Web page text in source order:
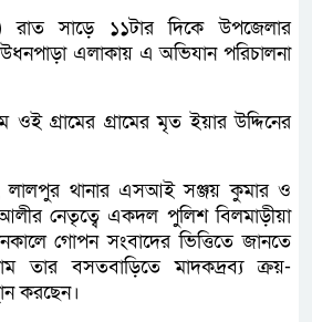
রাত সাড়ে ১১টার দিকে উপজেলার
এলাকায় এ অভিযান পরিচালনা
গ্রামের গ্রামের মৃত ইয়ার উদ্দিনের
লালপুর থানার এসআই সঞ্জয় কুমার ও
নেতৃত্বে একদল পুলিশ বিলমাড়ীয়া
গোপন সংবাদের ভিত্তিতে জানতে
তার বসতবাড়িতে মাদকদ্রব্য ক্রয়-
করছেন।